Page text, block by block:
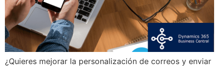
¿Quieres mejorar la personalización de correos y enviar